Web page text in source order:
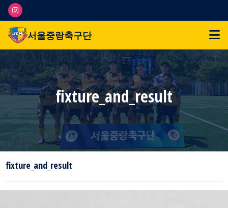
서울중랑축구단
fixture_and_result
fixture_and_result